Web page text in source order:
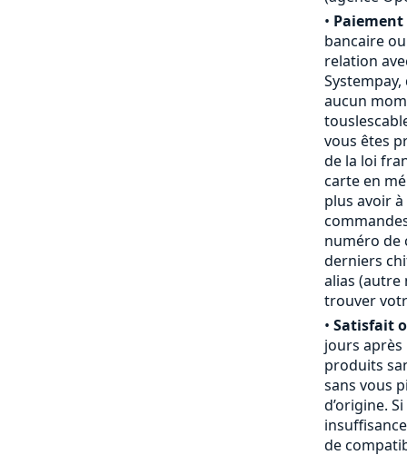
• Paiement
bancaire
relation
aucun
vous êtes
de la loi
carte en
plus avoir
numéro de
derniers
alias (autre
trouver
• Satisfait
jours
produits
sans vous
d’origine.
de